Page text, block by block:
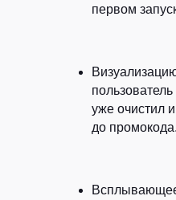
первом
уже очистил
до промокода.